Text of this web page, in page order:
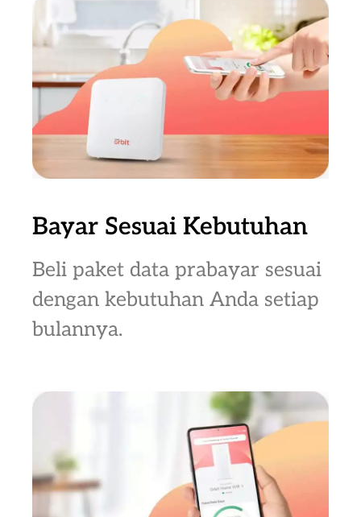
Bayar Sesuai Kebutuhan
Beli paket data prabayar sesuai
dengan kebutuhan Anda setiap
bulannya.